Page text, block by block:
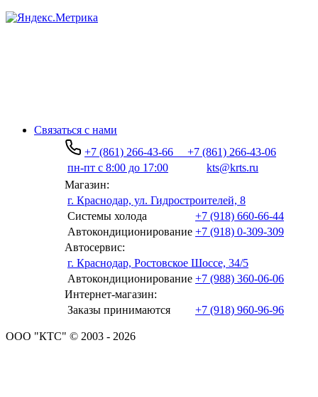
Связаться с нами
+7 (861) 266-43-66
+7 (861) 266-43-06
пн-пт с 8:00 до 17:00
kts@krts.ru
Магазин:
г. Краснодар, ул. Гидростроителей, 8
Системы холода
+7 (918) 660-66-44
Автокондиционирование +7 (918) 0-309-309
Автосервис:
г. Краснодар, Ростовское Шоссе, 34/5
Автокондиционирование +7 (988) 360-06-06
Интернет-магазин:
Заказы принимаются
+7 (918) 960-96-96
ООО "КТС" © 2003 - 2026